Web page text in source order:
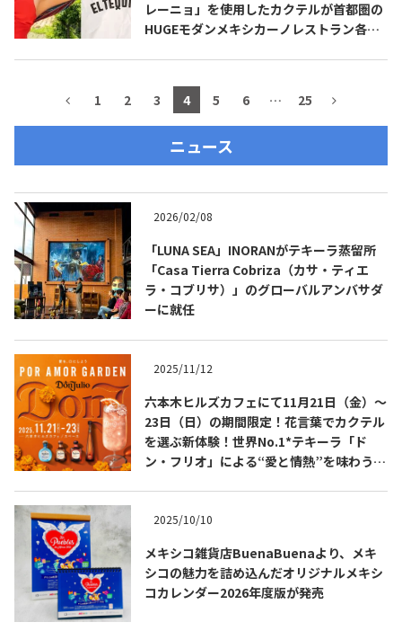
レーニョ」を使用したカクテルが首都圏の
HUGEモダンメキシカーノレストラン各店
1 2 3 4 5 6 … 25
ニュース
2026/02/08
「LUNA SEA」INORANがテキーラ蒸留所
「Casa Tierra Cobriza（カサ・ティエ
ラ・コブリサ）」のグローバルアンバサダ
ーに就任
2025/11/12
六本木ヒルズカフェにて11月21日（金）～
23日（日）の期間限定！花言葉でカクテル
を選ぶ新体験！世界No.1*テキーラ「ド
ン・フリオ」による“愛と情熱”を味わう花
2025/10/10
メキシコ雑貨店BuenaBuenaより、メキ
シコの魅力を詰め込んだオリジナルメキシ
コカレンダー2026年度版が発売